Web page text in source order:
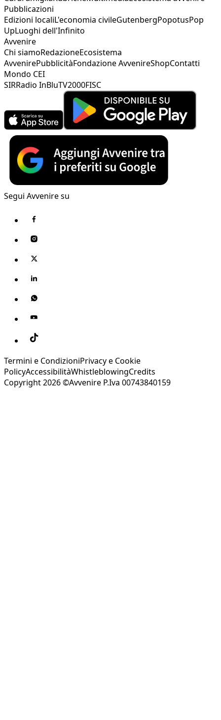
Pubblicazioni
Edizioni localiL'economia civileGutenbergPopotusPop
UpLuoghi dell'Infinito
Avvenire
Chi siamoRedazioneEcosistema
AvvenirePubblicitàFondazione AvvenireShopContatti
Mondo CEI
SIRRadio InBluTV2000FISC
Segui Avvenire su
Termini e CondizioniPrivacy e Cookie
PolicyAccessibilitàWhistleblowingCredits
Copyright 2026 ©Avvenire P.Iva 00743840159